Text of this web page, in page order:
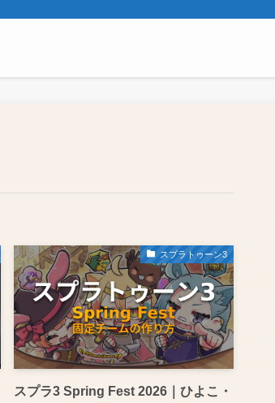
スプラトゥーン3
スプラ3 Spring Fest 2026｜ひよこ・